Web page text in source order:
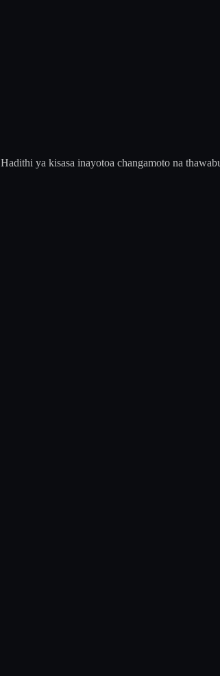
Hadithi ya kisasa inayotoa changamoto na